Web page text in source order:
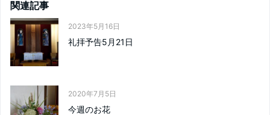
関連記事
2023年5月16日
礼拝予告5月21日
2020年7月5日
今週のお花